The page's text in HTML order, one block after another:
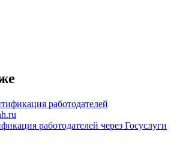
работодателей через Госуслуги